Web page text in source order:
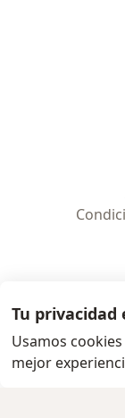
C/
Tu
Usamos
mejor